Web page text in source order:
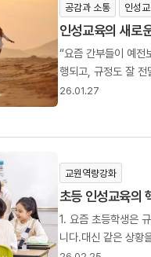
공감과 소통 인성
인성교육의 새로
“요즘 간부들이 예전
행되고, 규정도 잘 전
때문입니다. 그래서
26.01.27
교원역량강화
초등 인성교육의
1. 요즘 초등학생은
니다.대신 같은 상황